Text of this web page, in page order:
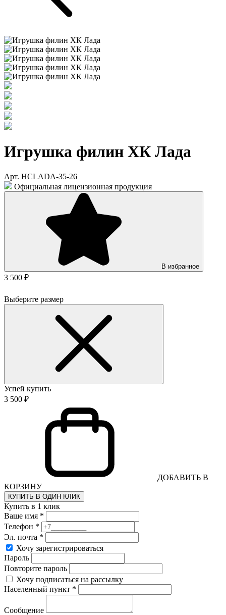
Игрушка филин ХК Лада
Арт. HCLADA-35-26
Официальная лицензионная продукция
В избранное
3 500 ₽
Выберите размер
Успей купить
3 500 ₽
ДОБАВИТЬ В
КОРЗИНУ
КУПИТЬ В ОДИН КЛИК
Купить в 1 клик
Ваше имя *
Телефон *
Эл. почта *
Хочу зарегистрироваться
Пароль
Повторите пароль
Хочу подписаться на рассылку
Населенный пункт *
Сообщение